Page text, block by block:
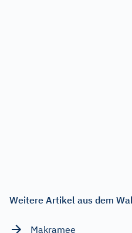
Weitere Artikel aus dem
Makramee